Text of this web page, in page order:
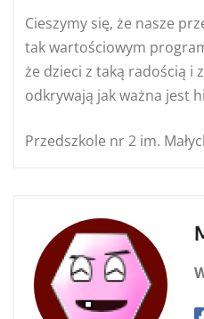
Cieszymy się, że nasze
tak wartościowym
że dzieci z taką radością i
odkrywają jak ważna jest
Przedszkole nr 2 im.